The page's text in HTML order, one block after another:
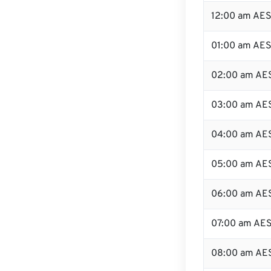
12:00 am
01:00 am
02:00 am
03:00 am
04:00 am
05:00 am
06:00 am
07:00 am
08:00 am